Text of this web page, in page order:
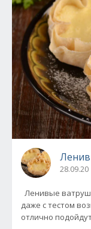
28.09.20
Ленивые
даже с тестом
отлично